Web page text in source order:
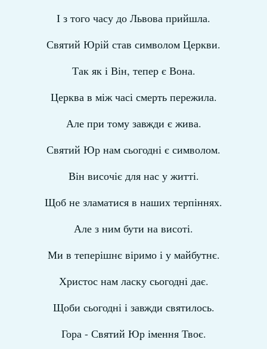
І з того часу до Львова прийшла.
Святий Юрій став символом Церкви.
Так як і Він, тепер є Вона.
Церква в між часі смерть пережила.
Але при тому завжди є жива.
Святий Юр нам сьогодні є символом.
Він височіє для нас у житті.
Щоб не зламатися в наших терпіннях.
Але з ним бути на висоті.
Ми в теперішнє віримо і у майбутнє.
Христос нам ласку сьогодні дає.
Щоби сьогодні і завжди святилось.
Гора - Святий Юр імення Твоє.